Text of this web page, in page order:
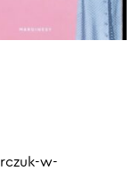
w-